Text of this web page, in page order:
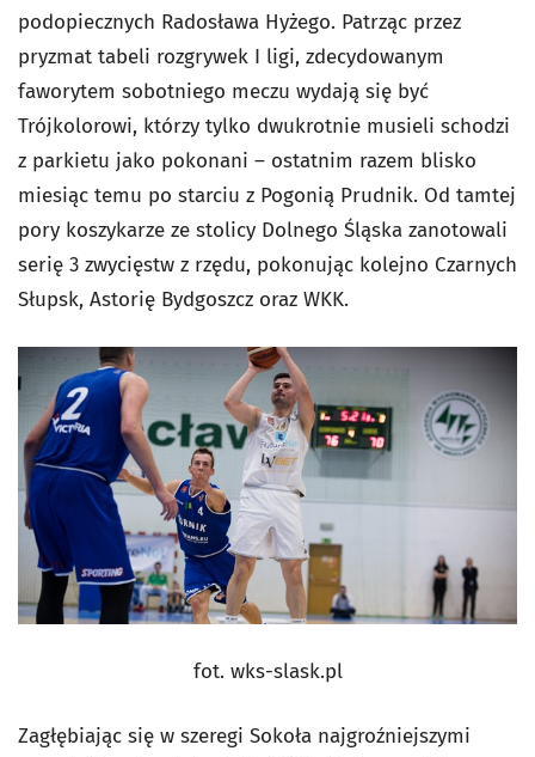
podopiecznych Radosława Hyżego. Patrząc przez
pryzmat tabeli rozgrywek I ligi, zdecydowanym
faworytem sobotniego meczu wydają się być
Trójkolorowi, którzy tylko dwukrotnie musieli schodzi
z parkietu jako pokonani – ostatnim razem blisko
miesiąc temu po starciu z Pogonią Prudnik. Od tamtej
pory koszykarze ze stolicy Dolnego Śląska zanotowali
serię 3 zwycięstw z rzędu, pokonując kolejno Czarnych
Słupsk, Astorię Bydgoszcz oraz WKK.
fot. wks-slask.pl
Zagłębiając się w szeregi Sokoła najgroźniejszymi